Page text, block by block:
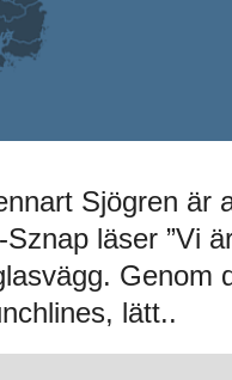
Sjögren är
läser ”Vi
Genom
lätt..